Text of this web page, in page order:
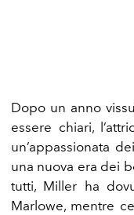
Dopo un anno
essere chiari,
un’appassionata
una nuova era dei
tutti, Miller ha
Marlowe, mentre